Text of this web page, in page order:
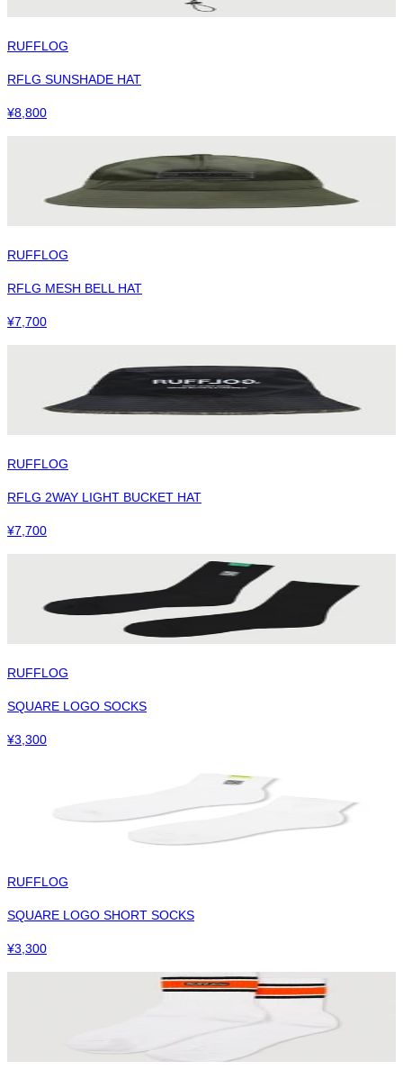
RUFFLOG
RFLG SUNSHADE HAT
¥8,800
RUFFLOG
RFLG MESH BELL HAT
¥7,700
RUFFLOG
RFLG 2WAY LIGHT BUCKET HAT
¥7,700
RUFFLOG
SQUARE LOGO SOCKS
¥3,300
RUFFLOG
SQUARE LOGO SHORT SOCKS
¥3,300